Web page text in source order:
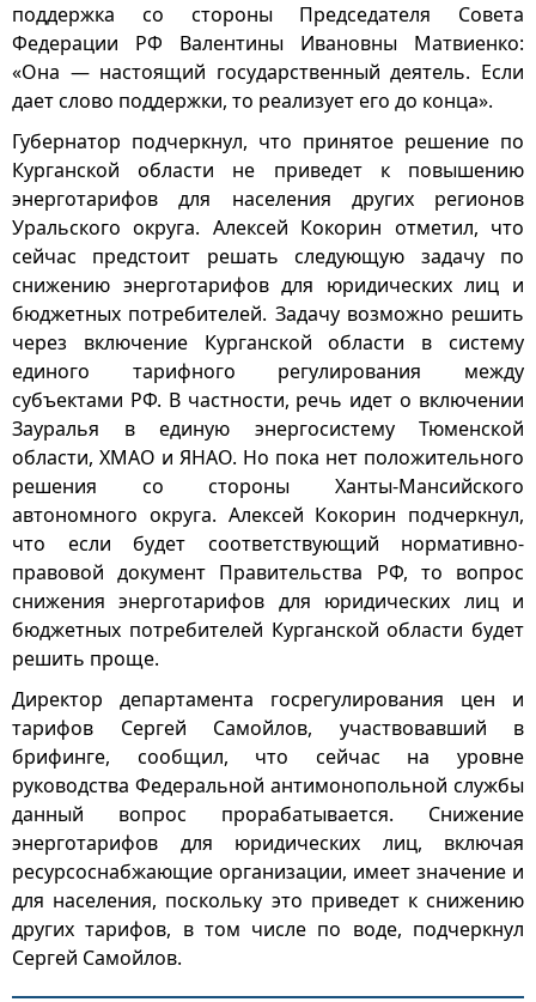
поддержка со стороны Председателя Совета
Федерации РФ Валентины Ивановны Матвиенко:
«Она — настоящий государственный деятель. Если
дает слово поддержки, то реализует его до конца».
Губернатор подчеркнул, что принятое решение по
Курганской области не приведет к повышению
энерготарифов для населения других регионов
Уральского округа. Алексей Кокорин отметил, что
сейчас предстоит решать следующую задачу по
снижению энерготарифов для юридических лиц и
бюджетных потребителей. Задачу возможно решить
через включение Курганской области в систему
единого тарифного регулирования между
субъектами РФ. В частности, речь идет о включении
Зауралья в единую энергосистему Тюменской
области, ХМАО и ЯНАО. Но пока нет положительного
решения со стороны Ханты-Мансийского
автономного округа. Алексей Кокорин подчеркнул,
что если будет соответствующий нормативно-
правовой документ Правительства РФ, то вопрос
снижения энерготарифов для юридических лиц и
бюджетных потребителей Курганской области будет
решить проще.
Директор департамента госрегулирования цен и
тарифов Сергей Самойлов, участвовавший в
брифинге, сообщил, что сейчас на уровне
руководства Федеральной антимонопольной службы
данный вопрос прорабатывается. Снижение
энерготарифов для юридических лиц, включая
ресурсоснабжающие организации, имеет значение и
для населения, поскольку это приведет к снижению
других тарифов, в том числе по воде, подчеркнул
Сергей Самойлов.